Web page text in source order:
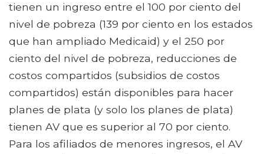
tienen un ingreso entre el 100 por ciento del
nivel de pobreza (139 por ciento en los estados
que han ampliado Medicaid) y el 250 por
ciento del nivel de pobreza, reducciones de
costos compartidos (subsidios de costos
compartidos) están disponibles para hacer
planes de plata (y solo los planes de plata)
tienen AV que es superior al 70 por ciento.
Para los afiliados de menores ingresos, el AV